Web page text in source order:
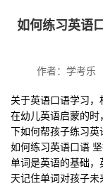
如何练习英语
作者：学考
关于英语口语学习，
在幼儿英语启蒙的
下如何帮孩子练习英
如何练习英语口语
单词是英语的基础
天记住单词对孩子未